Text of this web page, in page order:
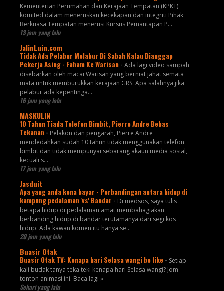
Kementerian Perumahan dan Kerajaan Tempatan (KPKT)
komited dalam meneruskan kecekapan dan integriti Pihak
Berkuasa Tempatan menerusi Kursus Pemantapan P...
13 jam yang lalu
JalinLuin.com
Tidak Ada Pelabur Melabur Di Sabah Kalau Dianggap
Pekerja Asing - Faham Ke Warisan - Ada lagi video sampah
disebarkan oleh macai Warisan yang berniat jahat semata
mata untuk memburukkan kerajaan GRS. Apa salahnya jika
pelabur ada kepentinga...
16 jam yang lalu
MASKULIN
10 Tahun Tiada Telefon Bimbit, Pierre Andre Bebas
Tekanan - Pelakon dan pengarah, Pierre Andre
mendedahkan sudah 10 tahun tidak menggunakan telefon
bimbit dan tidak mempunyai sebarang akaun media sosial,
kecuali s...
17 jam yang lalu
Jasduit
Apa yang anda kena bayar - Perbandingan antara hidup di
kampung pedalaman 'vs' Bandar - Di medsos, saya tulis
betapa hidup di pedalaman amat membahagiakan
berbanding hidup di bandar terutamanya dari segi kos
hidup. Ada kawan komen itu hanya se...
20 jam yang lalu
Buasir Otak
Buasir Otak TV: Kenapa hari Selasa wangi be like - Setiap
kali budak tanya teka teki kenapa hari Selasa wangi? Jom
tonton animasi ini. Baca lagi »
Sehari yang lalu